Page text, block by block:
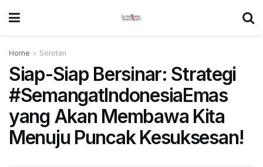
Home Sorotan
Siap-Siap Bersinar: Strategi
#SemangatIndonesiaEmas
yang Akan Membawa Kita
Menuju Puncak Kesuksesan!